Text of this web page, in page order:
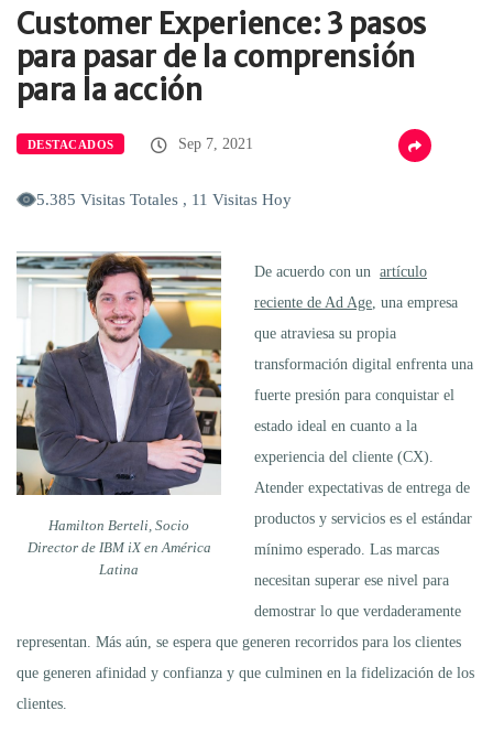
Customer Experience: 3 pasos
para pasar de la comprensión
para la acción
DESTACADOS Sep 7, 2021
5.385 Visitas Totales , 11 Visitas Hoy
Hamilton Berteli, Socio
Director de IBM iX en América
Latina
De acuerdo con un artículo
reciente de Ad Age , una empresa
que atraviesa su propia
transformación digital enfrenta una
fuerte presión para conquistar el
estado ideal en cuanto a la
experiencia del cliente (CX).
Atender expectativas de entrega de
productos y servicios es el estándar
mínimo esperado. Las marcas
necesitan superar ese nivel para
demostrar lo que verdaderamente
representan. Más aún, se espera que generen recorridos para los clientes
que generen afinidad y confianza y que culminen en la fidelización de los
clientes.